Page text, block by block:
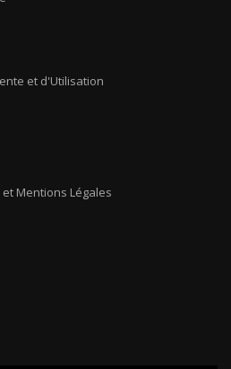
et d'Utilisation
Mentions Légales